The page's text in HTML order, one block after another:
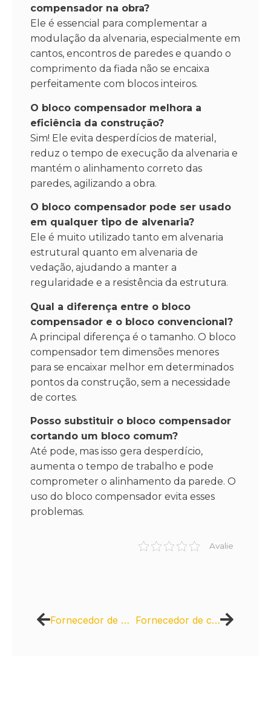
compensador na obra?
Ele é essencial para complementar a
modulação da alvenaria, especialmente em
cantos, encontros de paredes e quando o
comprimento da fiada não se encaixa
perfeitamente com blocos inteiros.
O bloco compensador melhora a
eficiência da construção?
Sim! Ele evita desperdícios de material,
reduz o tempo de execução da alvenaria e
mantém o alinhamento correto das
paredes, agilizando a obra.
O bloco compensador pode ser usado
em qualquer tipo de alvenaria?
Ele é muito utilizado tanto em alvenaria
estrutural quanto em alvenaria de
vedação, ajudando a manter a
regularidade e a resistência da estrutura.
Qual a diferença entre o bloco
compensador e o bloco convencional?
A principal diferença é o tamanho. O bloco
compensador tem dimensões menores
para se encaixar melhor em determinados
pontos da construção, sem a necessidade
de cortes.
Posso substituir o bloco compensador
cortando um bloco comum?
Até pode, mas isso gera desperdício,
aumenta o tempo de trabalho e pode
comprometer o alinhamento da parede. O
uso do bloco compensador evita esses
problemas.
Avalie
Fornecedor de piso intertravado para grandes obras Fornecedor de concreto usinado com capacidade para atender grandes volumes